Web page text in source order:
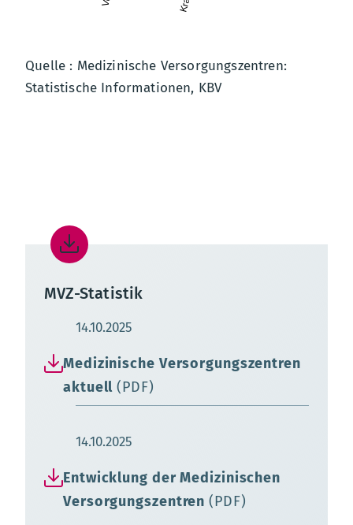
Quelle : Medizinische Versorgungszentren:
Statistische Informationen, KBV
Medizinische Versorgungszentren
MVZ-Statistik
Aktualisierungsdatum:
14.10.2025
Medizinische Versorgungszentren
aktuell(PDF)
Aktualisierungsdatum:
14.10.2025
Entwicklung der Medizinischen
Versorgungszentren(PDF)